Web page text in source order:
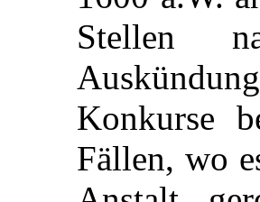
Stellen
Konkurse
Fällen, wo